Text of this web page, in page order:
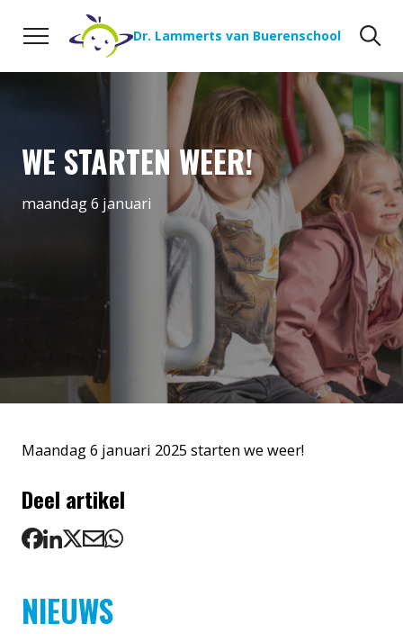
Naar de inhoud
Dr. Lammerts van Buerenschool
WE STARTEN WEER!
maandag 6 januari
Maandag 6 januari 2025 starten we weer!
Deel artikel
NIEUWS